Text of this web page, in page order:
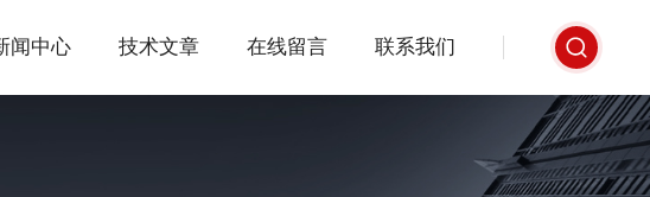
闻中心 技术文章 在线留言 联系我们